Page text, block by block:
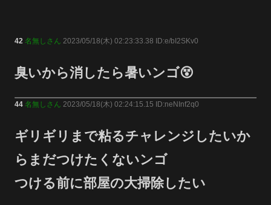
42 名無しさん 2023/05/18(木) 02:23:33.38 ID:e/bI2SKv0
臭いから消したら暑いンゴ😵
44 名無しさん 2023/05/18(木) 02:24:15.15 ID:neNInf2q0
ギリギリまで粘るチャレンジしたいか
らまだつけたくないンゴ
つける前に部屋の大掃除したい